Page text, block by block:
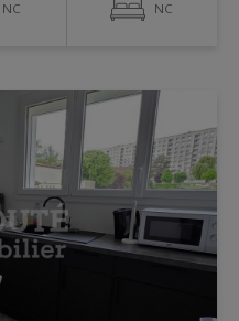
NC NC